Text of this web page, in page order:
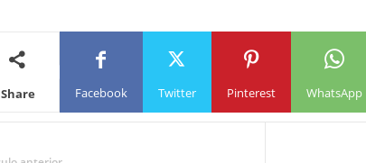
Share Facebook Twitter Pinterest WhatsApp